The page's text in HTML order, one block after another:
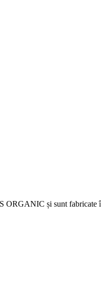
ORGANIC și sunt fabricate